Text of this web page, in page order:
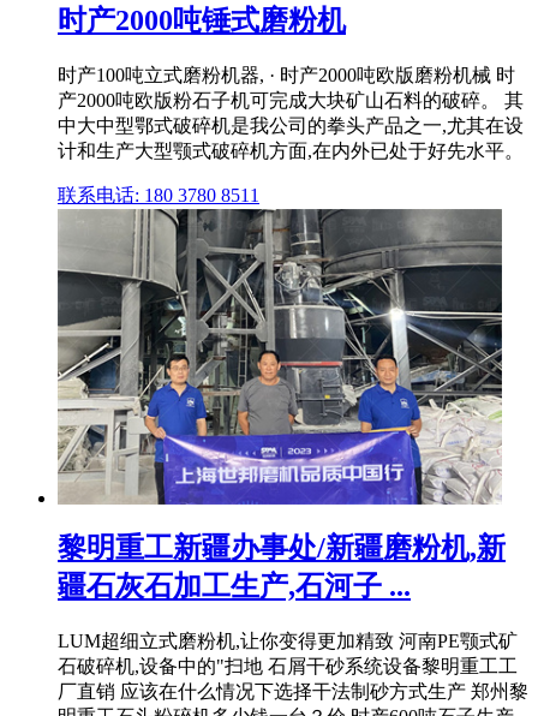
时产2000吨锤式磨粉机
时产100吨立式磨粉机器, · 时产2000吨欧版磨粉机械 时
产2000吨欧版粉石子机可完成大块矿山石料的破碎。 其
中大中型鄂式破碎机是我公司的拳头产品之一,尤其在设
计和生产大型颚式破碎机方面,在内外已处于好先水平。
联系电话: 180 3780 8511
黎明重工新疆办事处/新疆磨粉机,新
疆石灰石加工生产,石河子 ...
LUM超细立式磨粉机,让你变得更加精致 河南PE颚式矿
石破碎机,设备中的"扫地 石屑干砂系统设备黎明重工工
厂直销 应该在什么情况下选择干法制砂方式生产 郑州黎